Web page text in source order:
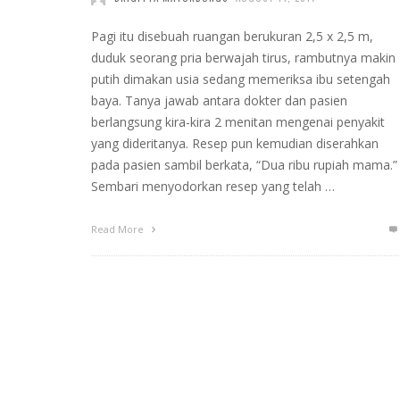
Pagi itu disebuah ruangan berukuran 2,5 x 2,5 m,
duduk seorang pria berwajah tirus, rambutnya makin
putih dimakan usia sedang memeriksa ibu setengah
baya. Tanya jawab antara dokter dan pasien
berlangsung kira-kira 2 menitan mengenai penyakit
yang dideritanya. Resep pun kemudian diserahkan
pada pasien sambil berkata, “Dua ribu rupiah mama.”
Sembari menyodorkan resep yang telah …
Read More